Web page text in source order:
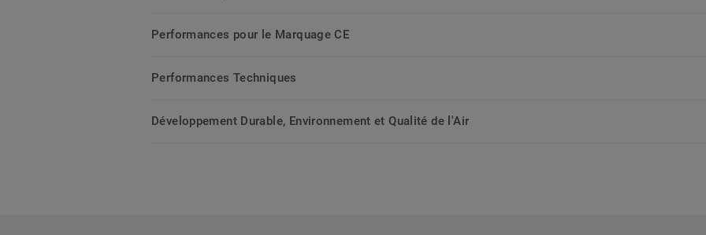
Performances pour le Marquage CE
Performances Techniques
Développement Durable, Environnement et Qualité de l'Air